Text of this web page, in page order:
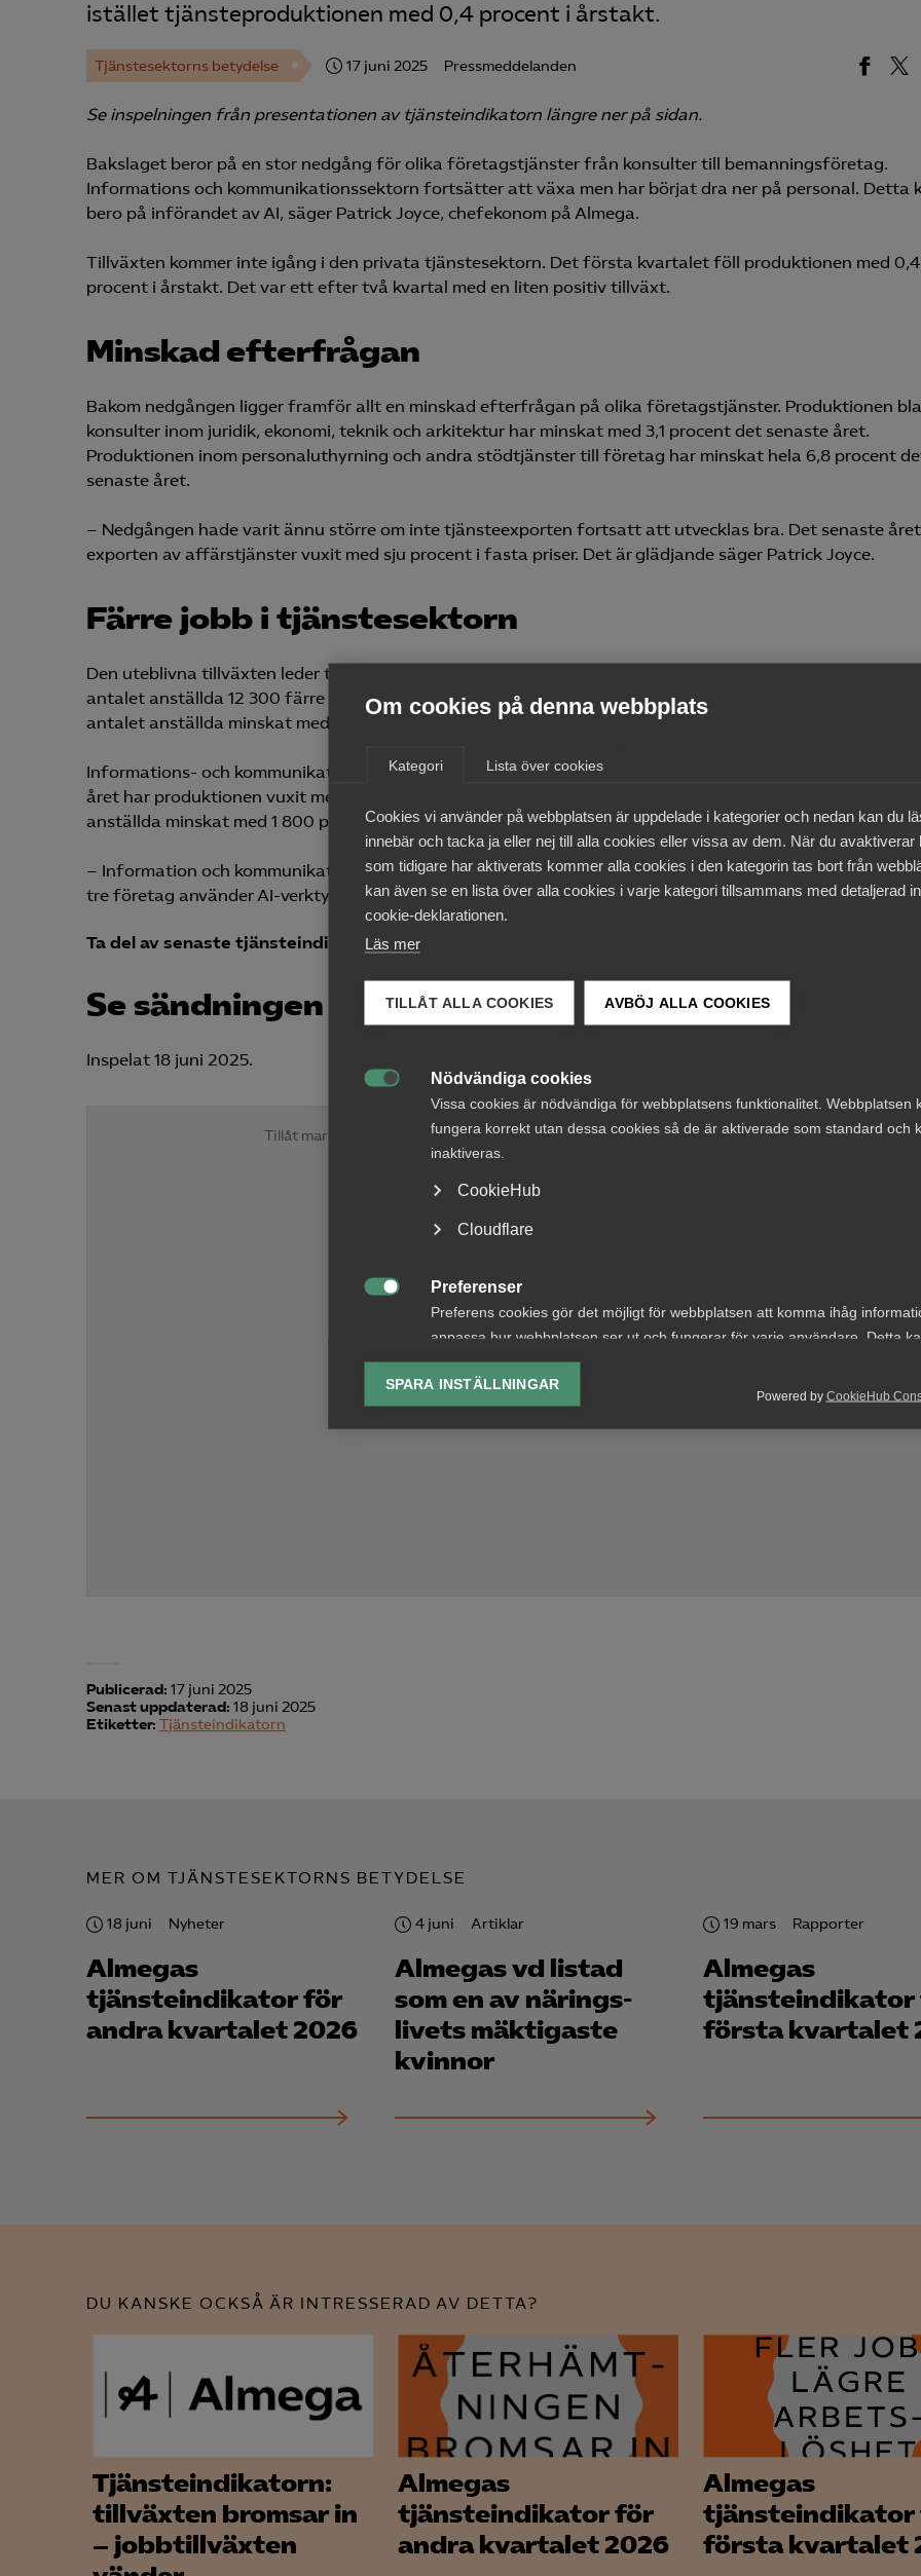
Om cookies på denna webbplats
Kategori Lista över cookies
Cookies vi använder på webbplatsen är uppdelade i kategorier och nedan kan du
innebär och tacka ja eller nej till alla cookies eller vissa av dem. När du avaktiverar
som tidigare har aktiverats kommer alla cookies i den kategorin tas bort från
kan även se en lista över alla cookies i varje kategori tillsammans med detaljerad
cookie-deklarationen.
Läs mer
TILLÅT ALLA COOKIES AVBÖJ ALLA COOKIES
Nödvändiga cookies
Vissa cookies är nödvändiga för webbplatsens funktionalitet. Webbplatsen
fungera korrekt utan dessa cookies så de är aktiverade som standard och
inaktiveras.
CookieHub
Cloudflare
Preferenser
Preferens cookies gör det möjligt för webbplatsen att komma ihåg
anpassa hur webbplatsen ser ut och fungerar för varje användare. Detta
lagring av vald valuta, region, språk eller färgschema.

Analys-cookies
Microsoft Ads
Powered by CookieHub
SPARA INSTÄLLNINGAR
istället tjänsteproduktionen med 0,4 procent i årstakt.
Tjänstesektorns betydelse 17 juni 2025 Pressmeddelanden
Se inspelningen från presentationen av tjänsteindikatorn längre ner på sidan.
Bakslaget beror på en stor nedgång för olika företagstjänster från konsulter till bemanningsföretag.
Informations och kommunikationssektorn fortsätter att växa men har börjat dra ner på personal. Detta
bero på införandet av AI, säger Patrick Joyce, chefekonom på Almega.
Tillväxten kommer inte igång i den privata tjänstesektorn. Det första kvartalet föll produktionen med 0,4
procent i årstakt. Det var ett efter två kvartal med en liten positiv tillväxt.
Minskad efterfrågan
Bakom nedgången ligger framför allt en minskad efterfrågan på olika företagstjänster. Produktionen
konsulter inom juridik, ekonomi, teknik och arkitektur har minskat med 3,1 procent det senaste året.
Produktionen inom personaluthyrning och andra stödtjänster till företag har minskat hela 6,8 procent
senaste året.
– Nedgången hade varit ännu större om inte tjänsteexporten fortsatt att utvecklas bra. Det senaste
exporten av affärstjänster vuxit med sju procent i fasta priser. Det är glädjande säger Patrick Joyce.
Färre jobb i tjänstesektorn
Den uteblivna tillväxten leder till att jobben fortsätter att försvinna i tjänstesektorn. Det första kvartalet
antalet anställda 12 300 färre än för ett år sedan. Flest jobb har försvunnit inom personaluthyrning där
antalet anställda minskat med 9 400 personer på ett år.
Informations- och kommunikationssektorn går däremot mot strömmen och fortsätter att växa. Det
året har produktionen vuxit med 3,8 procent. Trots den goda tillväxten blir jobben färre, på ett år har
anställda minskat med 1 800 personer.
– Information och kommunikation är den sektor där införandet av AI-teknik kommit längst i Sverige. Två
tre företag använder AI-verktyg dag. Minskningen av antalet jobb kan bero på det, säger Patrick Joyce.
Ta del av senaste tjänsteindikatorn
Se sändningen där tjänsteindikatorn presenterades
Inspelat 18 juni 2025.
Tillåt marknadsföringscookies för att visa den inbäddade YouTube-videon
Hantera mina cookie-val
Publicerad: 17 juni 2025
Senast uppdaterad: 18 juni 2025
Etiketter: Tjänsteindikatorn
MER OM TJÄNSTESEKTORNS BETYDELSE
18 juni Nyheter
Almegas
tjänsteindikator för
andra kvartalet 2026
4 juni Artiklar
Almegas vd listad
som en av närings­
livets mäktigaste
kvinnor
19 mars Rapporter
Almegas
tjänsteindikator
första kvartalet
DU KANSKE OCKSÅ ÄR INTRESSERAD AV DETTA?
Tjänsteindikatorn:
tillväxten bromsar in
– jobbtillväxten
Almegas
tjänsteindikator för
andra kvartalet 2026
Almegas
tjänsteindikator
första kvartalet